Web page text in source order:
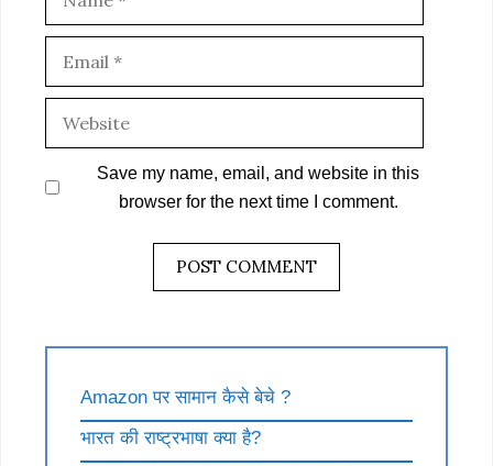
Save my name, email, and website in this
browser for the next time I comment.
Amazon पर सामान कैसे बेचे ?
भारत की राष्ट्रभाषा क्या है?